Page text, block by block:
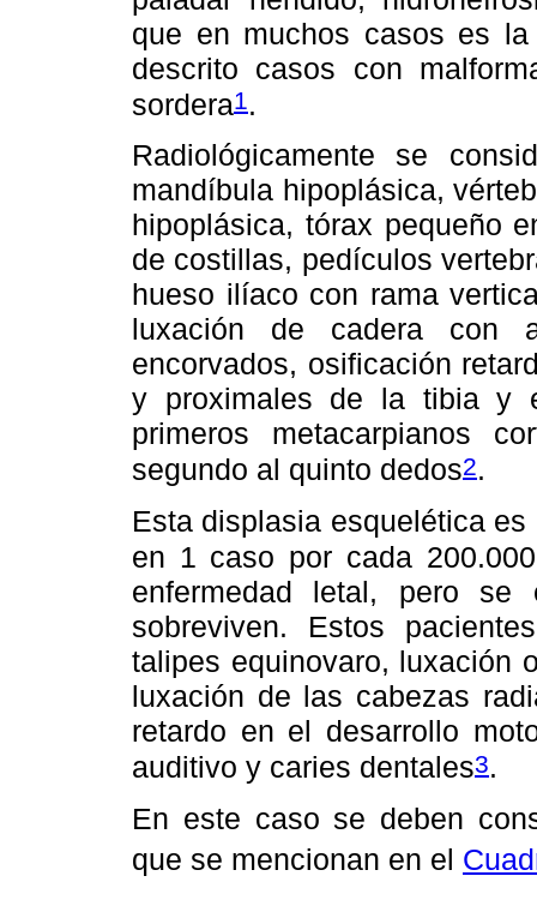
que en muchos casos es
descrito casos con
sordera1.
Radiológicamente se
mandíbula hipoplásica,
hipoplásica, tórax pequeño
de costillas, pedículos
hueso ilíaco con rama
luxación de cadera con
encorvados, osificación
y proximales de la tibia y
primeros metacarpianos
segundo al quinto dedos2.
Esta displasia esquelética
en 1 caso por cada
enfermedad letal, pero
sobreviven. Estos
talipes equinovaro, luxación
luxación de las cabezas
retardo en el desarrollo
auditivo y caries dentales3.
En este caso se deben
que se mencionan en el